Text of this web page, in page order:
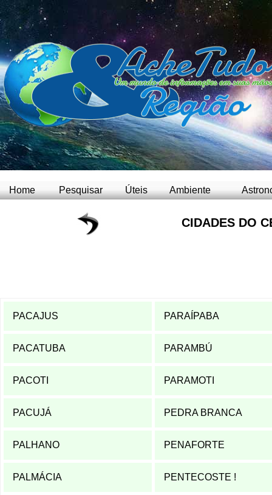
Home Pesquisar Úteis Ambiente
CIDADES DO
PACAJUS PARAÍPABA
PACATUBA PARAMBÚ
PACOTI PARAMOTI
PACUJÁ PEDRA BRANCA
PALHANO PENAFORTE
PALMÁCIA PENTECOSTE !